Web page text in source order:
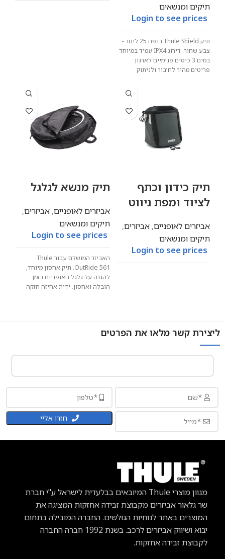
תיקים ומנשאים
Login to see prices
תיק Thule Shield בנפח 25 ליטר -
צבע שחור. דירוג IPX4 עמיד במיוחד
במים 3 כיסים פנימיים לארגון
פריטים מהיר לחיבור ולניתוק
תיק כידון וכתף
לציוד ומפת ניווט
אביזרים לאופניים, אביזרים,
תיקים ומנשאים
Login to see prices
תיק מנשא לגלגל
אביזרים לאופניים, אביזרים,
תיקים ומנשאים
Login to see prices
האביזר המושלם עבור Thule
OutRide 561. תיק אחסון מיוחד,
להגנה על גלגל האופניים בזמן
הובלה ואחסון. ידית אחיזה חזקה
ליצירת קשר מלאו את הפרטים
חזרו אליי
מגוון מוצרי Thule
המיובאים בבלעדית לישראל ע"י חברת
שר גלאור אביזרים מקבוצת זבידה אחזקות המציגה את
המוצרים באתר לנוחיות הגולשים. החברה המובילה בתחום
יבוא ושיווק אביזרים לרכב.
בשנת 1992 חברה החברה
לקבוצת זבידה אחזקות.